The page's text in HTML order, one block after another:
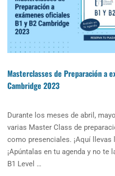
CAMBRIDGE
2025
Masterclasses de Preparación a
Cambridge 2023
Durante los meses de abril,
varias Master Class de
como presenciales. ¡Aquí
¡Apúntalas en tu agenda y no te
B1 Level …